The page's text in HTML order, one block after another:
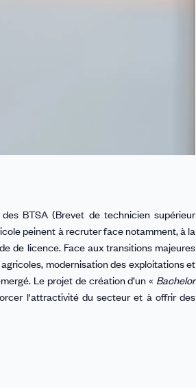
BTSA (Brevet de technicien supérieur
peinent à recruter face notamment, à la
de licence. Face aux transitions majeures
modernisation des exploitations et
Le projet de création d’un « Bachelor
l'attractivité du secteur et à offrir des